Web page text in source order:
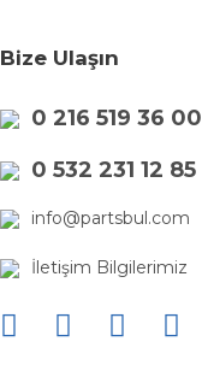
Bize Ulaşın
0 216 519 36 00
0 532 231 12 85
info@partsbul.com
İletişim Bilgilerimiz